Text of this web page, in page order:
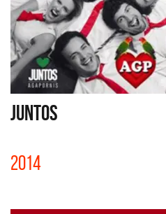
JUNTOS
2014